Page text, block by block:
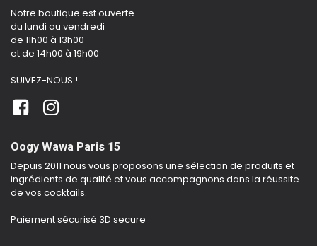
Notre boutique est ouverte
du lundi au vendredi
de 11h00 à 13h00
et de 14h00 à 19h00
SUIVEZ-NOUS !
Oogy Wawa Paris 15
Depuis 2011 nous vous proposons une sélection de produits et
ingrédients de qualité et vous accompagnons dans la réussite
de vos cocktails.
Paiement sécurisé 3D secure